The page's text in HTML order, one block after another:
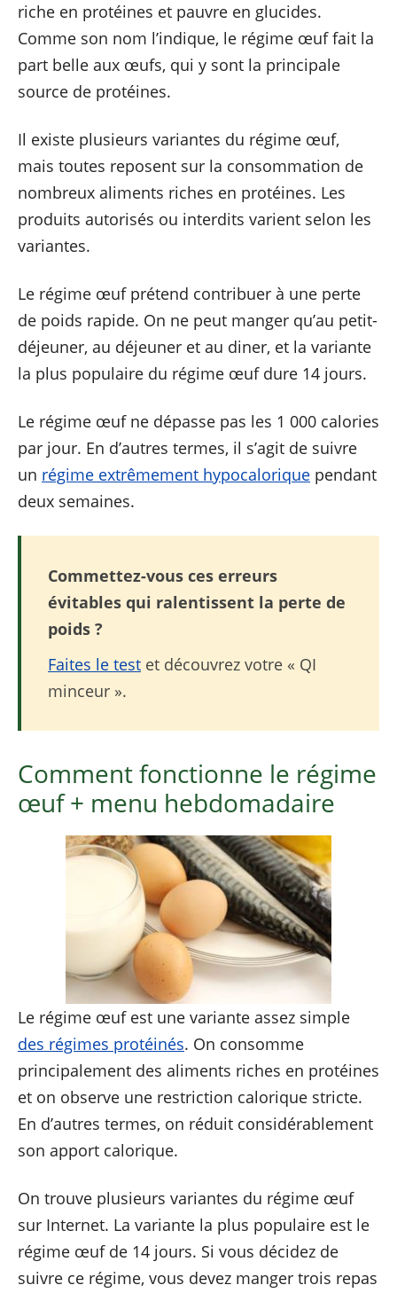
riche en protéines et pauvre en glucides.
Comme son nom l’indique, le régime œuf fait la
part belle aux œufs, qui y sont la principale
source de protéines.
Il existe plusieurs variantes du régime œuf,
mais toutes reposent sur la consommation de
nombreux aliments riches en protéines. Les
produits autorisés ou interdits varient selon les
variantes.
Le régime œuf prétend contribuer à une perte
de poids rapide. On ne peut manger qu’au petit-
déjeuner, au déjeuner et au diner, et la variante
la plus populaire du régime œuf dure 14 jours.
Le régime œuf ne dépasse pas les 1 000 calories
par jour. En d’autres termes, il s’agit de suivre
un régime extrêmement hypocalorique pendant
deux semaines.
Commettez-vous ces erreurs
évitables qui ralentissent la perte de
poids ?
Faites le test et découvrez votre « QI
minceur ».
Comment fonctionne le régime
œuf + menu hebdomadaire
Le régime œuf est une variante assez simple
des régimes protéinés. On consomme
principalement des aliments riches en protéines
et on observe une restriction calorique stricte.
En d’autres termes, on réduit considérablement
son apport calorique.
On trouve plusieurs variantes du régime œuf
sur Internet. La variante la plus populaire est le
régime œuf de 14 jours. Si vous décidez de
suivre ce régime, vous devez manger trois repas